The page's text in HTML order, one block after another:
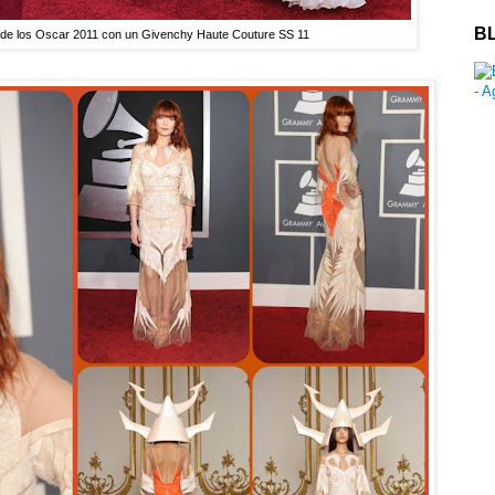
los Oscar 2011 con un Givenchy Haute Couture SS 11